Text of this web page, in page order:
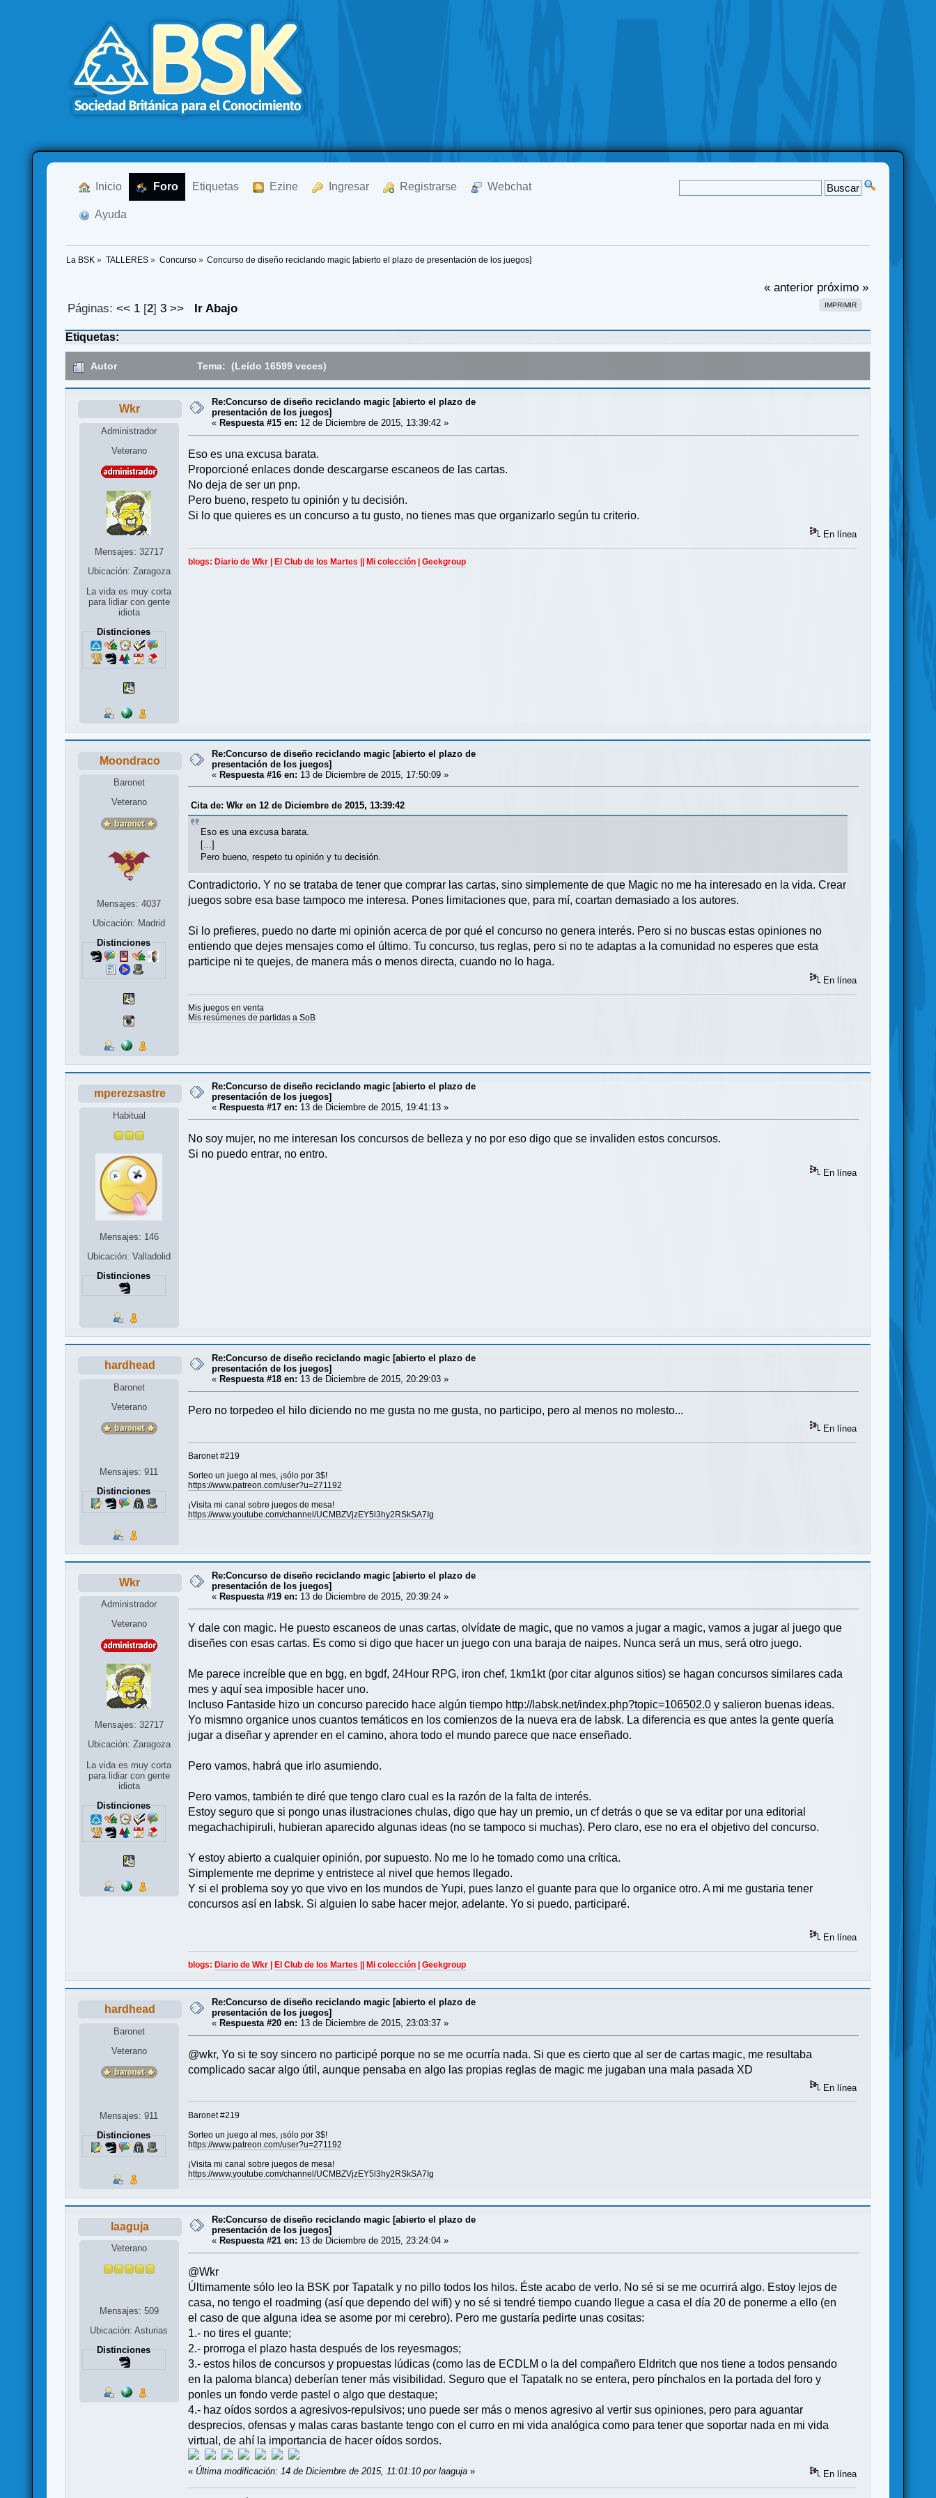
Inicio Foro Etiquetas Ezine Ingresar Registrarse Webchat
Ayuda
La BSK » TALLERES» Concurso» Concurso de diseño reciclando magic [abierto el plazo de presentación de los juegos]
« anterior próximo »
IMPRIMIR
Páginas: << 1[2] 3 >> Ir Abajo
Etiquetas:
Autor Tema: (Leído 16599 veces)
Wkr
Administrador
Veterano
Mensajes: 32717
Ubicación: Zaragoza
La vida es muy corta
para lidiar con gente
idiota
Distinciones
Re:Concurso de diseño reciclando magic [abierto el plazo de
presentación de los juegos]
« Respuesta #15 en: 12 de Diciembre de 2015, 13:39:42 »
Eso es una excusa barata.
Proporcioné enlaces donde descargarse escaneos de las cartas.
No deja de ser un pnp.
Pero bueno, respeto tu opinión y tu decisión.
Si lo que quieres es un concurso a tu gusto, no tienes mas que organizarlo según tu criterio.
En línea
blogs:Diario de Wkr |El Club de los Martes ||Mi colección |Geekgroup
Moondraco
Baronet
Veterano
Mensajes: 4037
Ubicación: Madrid
Distinciones
Re:Concurso de diseño reciclando magic [abierto el plazo de
presentación de los juegos]
«Respuesta #16 en: 13 de Diciembre de 2015, 17:50:09 »
Cita de: Wkr en 12 de Diciembre de 2015, 13:39:42
Eso es una excusa barata.
[...]
Pero bueno, respeto tu opinión y tu decisión.
Contradictorio. Y no se trataba de tener que comprar las cartas, sino simplemente de que Magic no me ha interesado en la vida. Crear
juegos sobre esa base tampoco me interesa. Pones limitaciones que, para mí, coartan demasiado a los autores.
Si lo prefieres, puedo no darte mi opinión acerca de por qué el concurso no genera interés. Pero si no buscas estas opiniones no
entiendo que dejes mensajes como el último. Tu concurso, tus reglas, pero si no te adaptas a la comunidad no esperes que esta
participe ni te quejes, de manera más o menos directa, cuando no lo haga.
En línea
Mis juegos en venta
Mis resúmenes de partidas a SoB
mperezsastre
Habitual
Mensajes: 146
Ubicación: Valladolid
Distinciones
Re:Concurso de diseño reciclando magic [abierto el plazo de
presentación de los juegos]
« Respuesta #17 en: 13 de Diciembre de 2015, 19:41:13 »
No soy mujer, no me interesan los concursos de belleza y no por eso digo que se invaliden estos concursos.
Si no puedo entrar, no entro.
En línea
hardhead
Baronet
Veterano
Mensajes: 911
Distinciones
Re:Concurso de diseño reciclando magic [abierto el plazo de
presentación de los juegos]
« Respuesta #18 en: 13 de Diciembre de 2015, 20:29:03 »
Pero no torpedeo el hilo diciendo no me gusta no me gusta, no participo, pero al menos no molesto...
En línea
Baronet #219
Sorteo un juego al mes, ¡sólo por 3$!
https://www.patreon.com/user?u=271192
¡Visita mi canal sobre juegos de mesa!
https://www.youtube.com/channel/UCMBZVjzEY5l3hy2RSkSA7Ig
Wkr
Administrador
Veterano
Mensajes: 32717
Ubicación: Zaragoza
La vida es muy corta
para lidiar con gente
idiota
Distinciones
Re:Concurso de diseño reciclando magic [abierto el plazo de
presentación de los juegos]
« Respuesta #19 en: 13 de Diciembre de 2015, 20:39:24 »
Y dale con magic. He puesto escaneos de unas cartas, olvídate de magic, que no vamos a jugar a magic, vamos a jugar al juego que
diseñes con esas cartas. Es como si digo que hacer un juego con una baraja de naipes. Nunca será un mus, será otro juego.
Me parece increíble que en bgg, en bgdf, 24Hour RPG, iron chef, 1km1kt (por citar algunos sitios) se hagan concursos similares cada
mes y aquí sea imposible hacer uno.
Incluso Fantaside hizo un concurso parecido hace algún tiempo http://labsk.net/index.php?topic=106502.0 y salieron buenas ideas.
Yo mismno organice unos cuantos temáticos en los comienzos de la nueva era de labsk. La diferencia es que antes la gente quería
jugar a diseñar y aprender en el camino, ahora todo el mundo parece que nace enseñado.
Pero vamos, habrá que irlo asumiendo.
Pero vamos, también te diré que tengo claro cual es la razón de la falta de interés.
Estoy seguro que si pongo unas ilustraciones chulas, digo que hay un premio, un cf detrás o que se va editar por una editorial
megachachipiruli, hubieran aparecido algunas ideas (no se tampoco si muchas). Pero claro, ese no era el objetivo del concurso.
Y estoy abierto a cualquier opinión, por supuesto. No me lo he tomado como una crítica.
Simplemente me deprime y entristece al nivel que hemos llegado.
Y si el problema soy yo que vivo en los mundos de Yupi, pues lanzo el guante para que lo organice otro. A mi me gustaria tener
concursos así en labsk. Si alguien lo sabe hacer mejor, adelante. Yo si puedo, participaré.
En línea
blogs: Diario de Wkr El Club de los Martes Mi colección |Geekgroup
hardhead
Baronet
Veterano
Mensajes: 911
Distinciones
Re:Concurso de diseño reciclando magic [abierto el plazo de
presentación de los juegos]
« Respuesta #20 en: 13 de Diciembre de 2015, 23:03:37 »
@wkr, Yo si te soy sincero no participé porque no se me ocurría nada. Si que es cierto que al ser de cartas magic, me resultaba
complicado sacar algo útil, aunque pensaba en algo las propias reglas de magic me jugaban una mala pasada XD
En línea
Baronet #219
Sorteo un juego al mes, ¡sólo por 3$!
https://www.patreon.com/user?u=271192
¡Visita mi canal sobre juegos de mesa!
https://www.youtube.com/channel/UCMBZVjzEY5l3hy2RSkSA7Ig
laaguja
Veterano
Mensajes: 509
Ubicación: Asturias
Distinciones
Re:Concurso de diseño reciclando magic [abierto el plazo de
presentación de los juegos]
« Respuesta #21 en: 13 de Diciembre de 2015, 23:24:04 »
@Wkr
Últimamente sólo leo la BSK por Tapatalk y no pillo todos los hilos. Éste acabo de verlo. No sé si se me ocurrirá algo. Estoy lejos de
casa, no tengo el roadming (así que dependo del wifi) y no sé si tendré tiempo cuando llegue a casa el día 20 de ponerme a ello (en
el caso de que alguna idea se asome por mi cerebro). Pero me gustaría pedirte unas cositas:
1.- no tires el guante;
2.- prorroga el plazo hasta después de los reyesmagos;
3.- estos hilos de concursos y propuestas lúdicas (como las de ECDLM o la del compañero Eldritch que nos tiene a todos pensando
en la paloma blanca) deberían tener más visibilidad. Seguro que el Tapatalk no se entera, pero pínchalos en la portada del foro y
ponles un fondo verde pastel o algo que destaque;
4.- haz oídos sordos a agresivos-repulsivos; uno puede ser más o menos agresivo al vertir sus opiniones, pero para aguantar
desprecios, ofensas y malas caras bastante tengo con el curro en mi vida analógica como para tener que soportar nada en mi vida
virtual, de ahí la importancia de hacer oídos sordos.
« Última modificación: 14 de Diciembre de 2015, 11:01:10 por laaguja » En línea